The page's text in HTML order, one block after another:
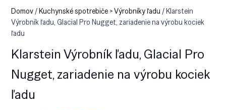
Domov/Kuchynské spotrebiče > Výrobníky ľadu / Klarstein
Výrobník ľadu, Glacial Pro Nugget, zariadenie na výrobu kociek
ľadu
Klarstein Výrobník ľadu, Glacial Pro
Nugget, zariadenie na výrobu kociek
ľadu